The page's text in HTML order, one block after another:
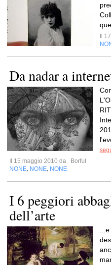
Il
Da nadar a
Il 15 maggio 2010 da
Borful
NONE NONE NONE
I 6 peggiori
dell’arte